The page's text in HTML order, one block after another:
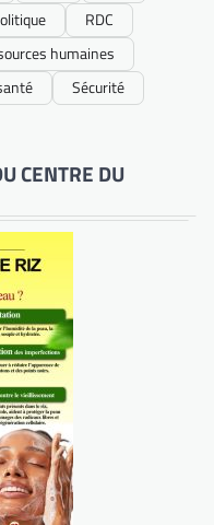
RDC
humaines
Sécurité
CENTRE DU